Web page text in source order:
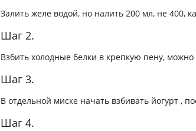
Залить желе водой, но налить 200 мл, не 400,
Шаг 2.
Взбить холодные белки в крепкую пену, можно
Шаг 3.
В отдельной миске начать взбивать йогурт ,
Шаг 4.